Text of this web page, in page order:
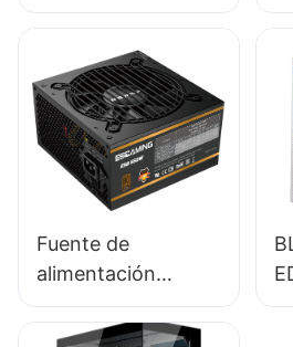
Fuente de
alimentación
ESGAMING de 550
W, alta calidad, 85